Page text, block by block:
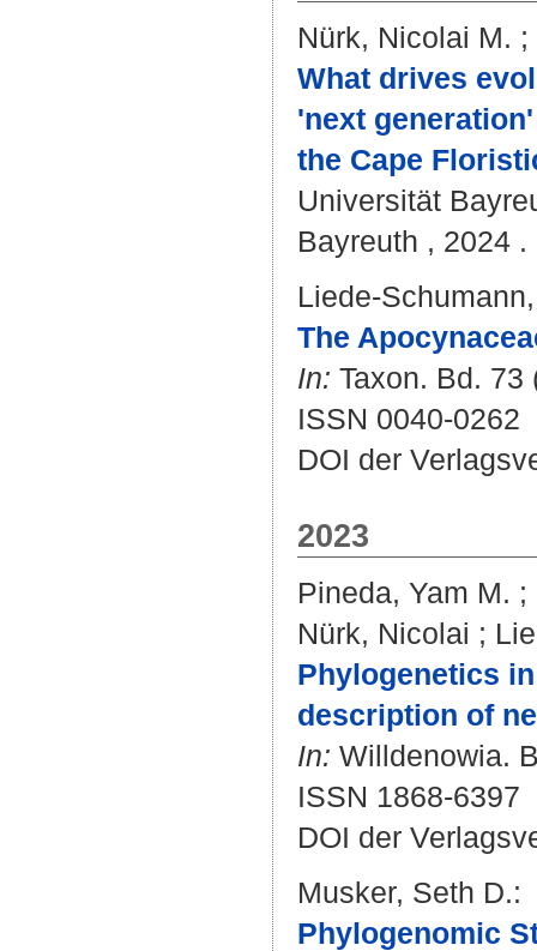
Nürk, Nicolai M. ;
What drives
'next
the Cape
Universität
Bayreuth , 2024 .
Liede-
The
In: Taxon. Bd. 73
ISSN 0040-0262
DOI der
2023
Pineda, Yam M. ;
Nürk, Nicolai ;
Phylogenetics
description of
In: Willdenowia.
ISSN 1868-6397
DOI der
Musker, Seth D.:
Phylogenomic